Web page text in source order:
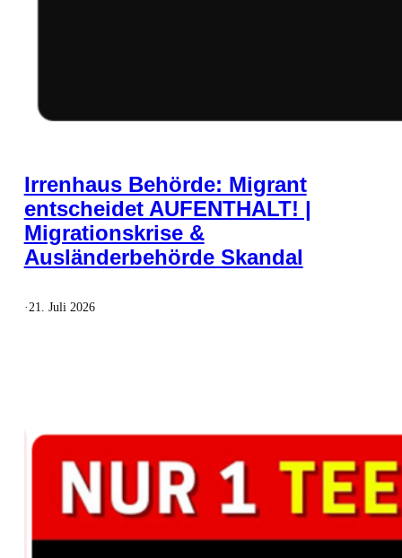
Irrenhaus Behörde: Migrant
entscheidet AUFENTHALT! |
Migrationskrise &
Ausländerbehörde Skandal
· 21. Juli 2026